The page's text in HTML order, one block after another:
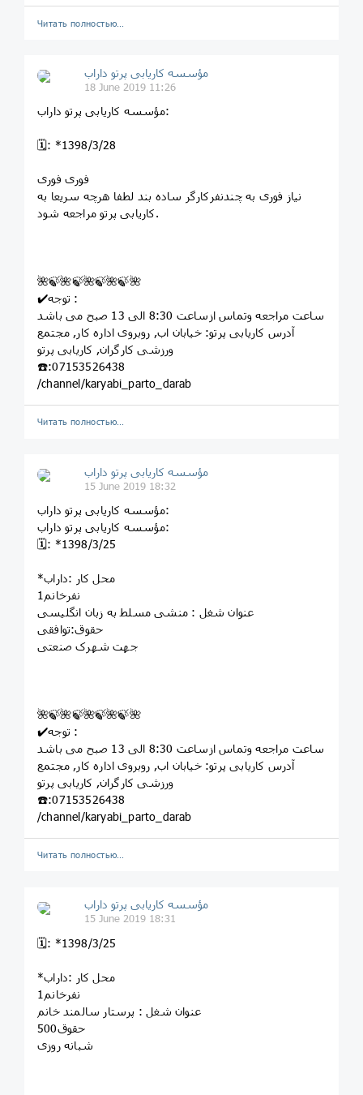
Читать полностью…
مؤسسه کاريابى پرتو داراب
18 June 2019 11:26
مؤسسه کاريابى پرتو داراب:
🗓: *1398/3/28
فوری فوری
نیاز فوری به چندنفرکارگر ساده بند لطفا هرچه سریعا به
کاریابی پرتو مراجعه شود.
🌺🍃🌺🍃🌺🍃🌺🍃🌺
✔️توجه :
ساعت مراجعه وتماس ازساعت 8:30 الی 13 صبح می باشد
آدرس کاریابی پرتو: خيابان اب, روبروى اداره کار, مجتمع
ورزشى کارگران, کاريابى پرتو
☎️:07153526438
/channel/karyabi_parto_darab
Читать полностью…
مؤسسه کاريابى پرتو داراب
15 June 2019 18:32
مؤسسه کاريابى پرتو داراب:
مؤسسه کاريابى پرتو داراب:
🗓: *1398/3/25
*محل کار :داراب
1نفرخانم
عنوان شغل : منشی مسلط به زبان انگلیسی
حقوق:توافقی
جهت شهرک صنعتی
🌺🍃🌺🍃🌺🍃🌺🍃🌺
✔️توجه :
ساعت مراجعه وتماس ازساعت 8:30 الی 13 صبح می باشد
آدرس کاریابی پرتو: خيابان اب, روبروى اداره کار, مجتمع
ورزشى کارگران, کاريابى پرتو
☎️:07153526438
/channel/karyabi_parto_darab
Читать полностью…
مؤسسه کاريابى پرتو داراب
15 June 2019 18:31
🗓: *1398/3/25
*محل کار :داراب
1نفرخانم
عنوان شغل : پرستار سالمند خانم
حقوق500
شبانه روزی